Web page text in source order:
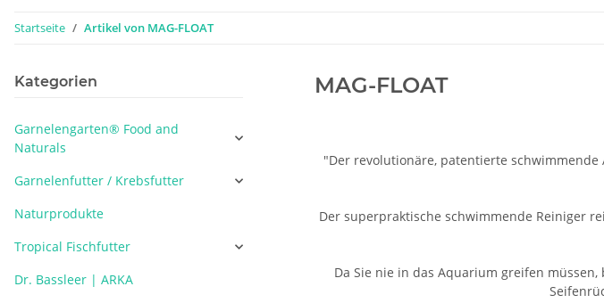
Startseite Artikel von MAG-FLOAT
MAG-FLOAT
"Der revolutionäre, patentierte
Der superpraktische schwimmende Reiniger
Da Sie nie in das Aquarium greifen
Kategorien
Garnelengarten® Food and
Naturals
Garnelenfutter / Krebsfutter
Naturprodukte
Tropical Fischfutter
Dr. Bassleer | ARKA